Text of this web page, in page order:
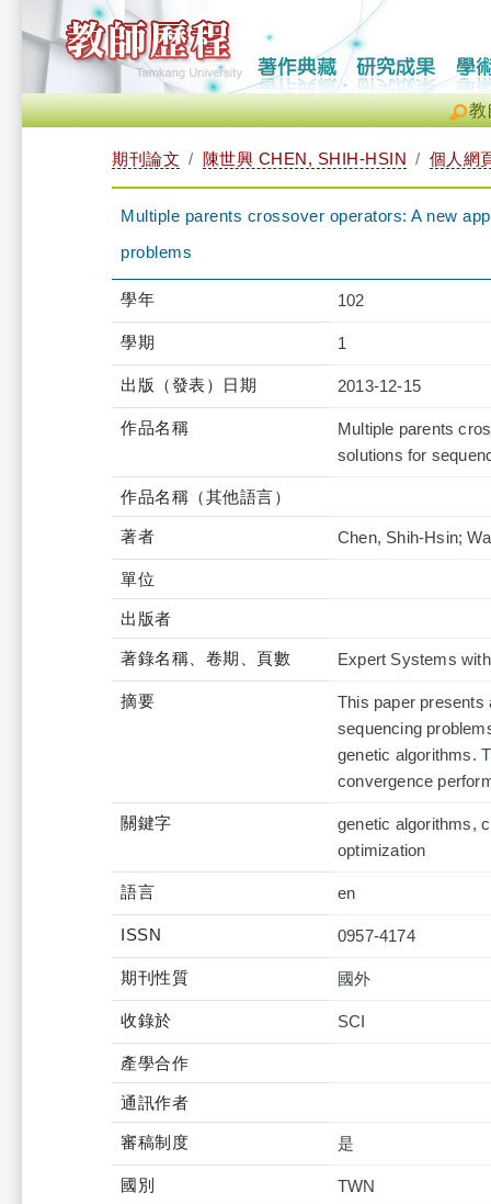
教
期刊論文 陳世興 CHEN, SHIH-HSIN 個人網
Multiple parents crossover operators: A new
problems
學年 102
學期 1
出版（發表）日期 2013-12-15
作品名稱
Multiple parents
solutions for
作品名稱（其他語言）
著者 Chen, Shih-Hsin;
單位
出版者
著錄名稱、卷期、頁數 Expert Systems
摘要
This paper presents
sequencing
genetic algorithms.
convergence
關鍵字
genetic algorithms,
optimization
語言 en
ISSN 0957-4174
期刊性質 國外
收錄於
產學合作
通訊作者
審稿制度 是
國別 TWN